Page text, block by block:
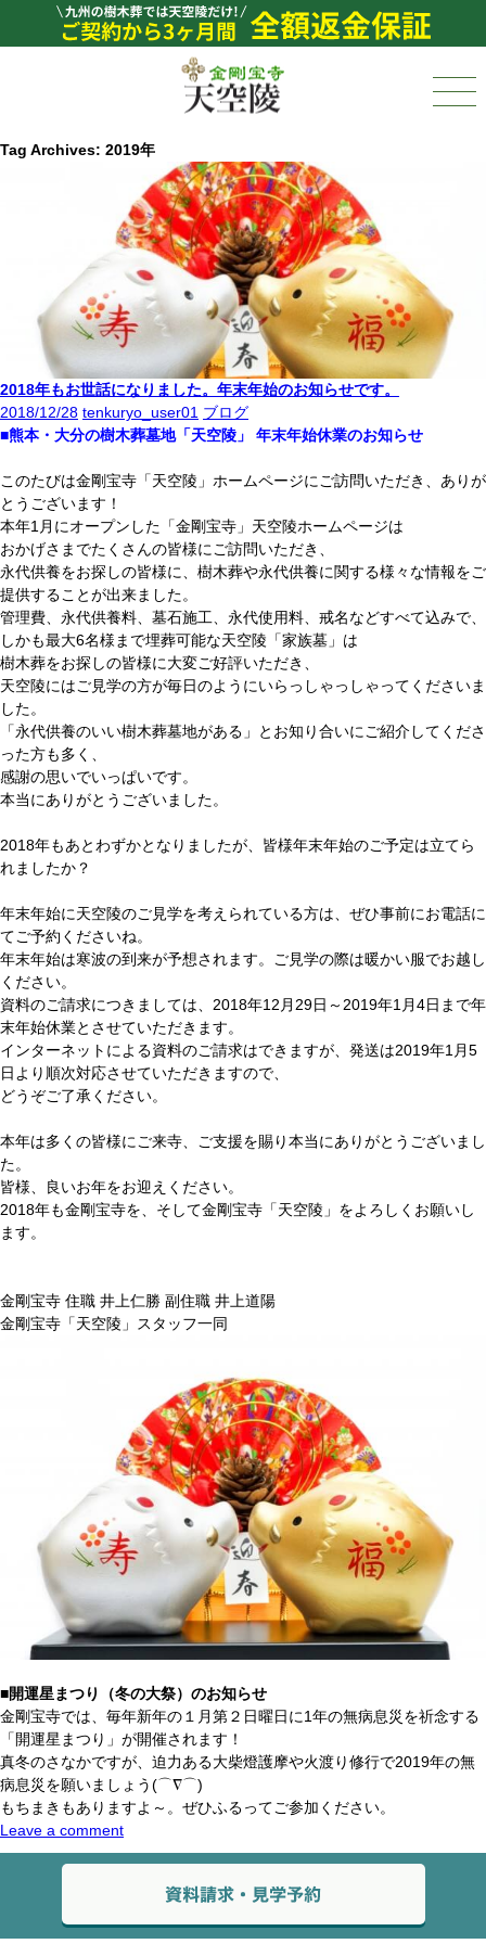
Tag Archives: 2019年
2018年もお世話になりました。年末年始のお知らせです。
2018/12/28 tenkuryo_user01 ブログ
■熊本・大分の樹木葬墓地「天空陵」 年末年始休業のお知らせ
このたびは金剛宝寺「天空陵」ホームページにご訪問いただき、ありが
とうございます！
本年1月にオープンした「金剛宝寺」天空陵ホームページは
おかげさまでたくさんの皆様にご訪問いただき、
永代供養をお探しの皆様に、樹木葬や永代供養に関する様々な情報をご
提供することが出来ました。
管理費、永代供養料、墓石施工、永代使用料、戒名などすべて込みで、
しかも最大6名様まで埋葬可能な天空陵「家族墓」は
樹木葬をお探しの皆様に大変ご好評いただき、
天空陵にはご見学の方が毎日のようにいらっしゃっしゃってくださいま
した。
「永代供養のいい樹木葬墓地がある」とお知り合いにご紹介してくださ
った方も多く、
感謝の思いでいっぱいです。
本当にありがとうございました。
2018年もあとわずかとなりましたが、皆様年末年始のご予定は立てら
れましたか？
年末年始に天空陵のご見学を考えられている方は、ぜひ事前にお電話に
てご予約くださいね。
年末年始は寒波の到来が予想されます。ご見学の際は暖かい服でお越し
ください。
資料のご請求につきましては、2018年12月29日～2019年1月4日まで年
末年始休業とさせていただきます。
インターネットによる資料のご請求はできますが、発送は2019年1月5
日より順次対応させていただきますので、
どうぞご了承ください。
本年は多くの皆様にご来寺、ご支援を賜り本当にありがとうございまし
た。
皆様、良いお年をお迎えください。
2018年も金剛宝寺を、そして金剛宝寺「天空陵」をよろしくお願いし
ます。
金剛宝寺 住職 井上仁勝 副住職 井上道陽
金剛宝寺「天空陵」スタッフ一同
■開運星まつり（冬の大祭）のお知らせ
金剛宝寺では、毎年新年の１月第２日曜日に1年の無病息災を祈念する
「開運星まつり」が開催されます！
真冬のさなかですが、迫力ある大柴燈護摩や火渡り修行で2019年の無
病息災を願いましょう(⌒∇⌒)
もちまきもありますよ～。ぜひふるってご参加ください。
Leave a comment